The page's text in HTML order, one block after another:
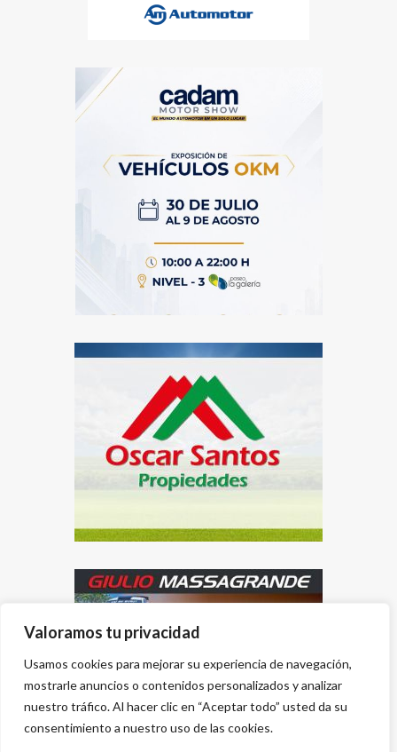
Valoramos tu privacidad
Usamos cookies para mejorar su experiencia de navegación,
mostrarle anuncios o contenidos personalizados y analizar
nuestro tráfico. Al hacer clic en “Aceptar todo” usted da su
consentimiento a nuestro uso de las cookies.